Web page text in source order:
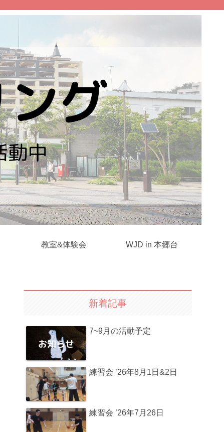
教室&体験会 WJD in 本郷台
新着記事
7~9月の活動予定
練習会 ’26年8月1日&2日
練習会 ’26年7月26日